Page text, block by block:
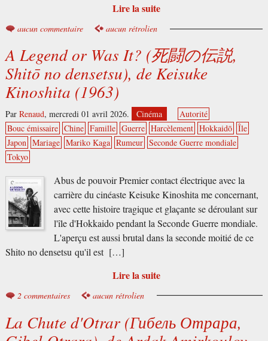
Lire la suite
aucun commentaire aucun rétrolien
A Legend or Was It? (死闘の伝説,
Shitō no densetsu), de Keisuke
Kinoshita (1963)
Par Renaud, mercredi 01 avril 2026. Cinéma
Autorité
Bouc émissaire Chine Famille Guerre Harcèlement Hokkaidō Île
Japon Mariage Mariko Kaga Rumeur Seconde Guerre mondiale
Tokyo
Abus de pouvoir Premier contact électrique avec la
carrière du cinéaste Keisuke Kinoshita me concernant,
avec cette histoire tragique et glaçante se déroulant sur
l'île d'Hokkaido pendant la Seconde Guerre mondiale.
L'aperçu est aussi brutal dans la seconde moitié de ce
Shito no densetsu qu'il est […]
Lire la suite
2 commentaires aucun rétrolien
La Chute d'Otrar (Гибель Отрара,